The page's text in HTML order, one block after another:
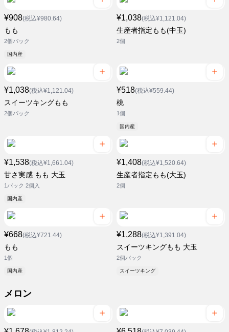
¥908(税込¥980.64)
もも
2個パック
国内産
¥1,038(税込¥1,121.04)
生産者指定もも(中玉)
2個
¥1,038(税込¥1,121.04)
スイーツキングもも
2個パック
¥518(税込¥559.44)
桃
1個
国内産
¥1,538(税込¥1,661.04)
甘さ実感 もも 大玉
1パック 2個入
国内産
¥1,408(税込¥1,520.64)
生産者指定もも(大玉)
2個
¥668(税込¥721.44)
もも
1個
国内産
¥1,288(税込¥1,391.04)
スイーツキングもも 大玉
2個パック
スイーツキング
メロン